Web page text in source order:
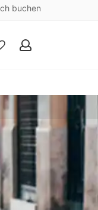
buchen